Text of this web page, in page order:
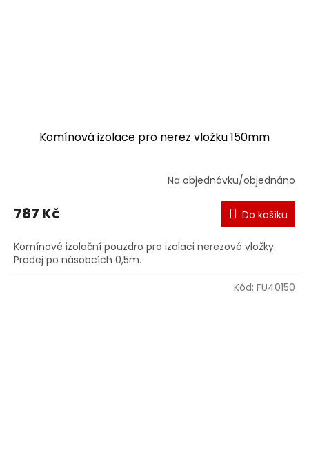
Komínová izolace pro nerez vložku 150mm
Na objednávku/objednáno
787 Kč Do košíku
Komínové izolační pouzdro pro izolaci nerezové vložky.
Prodej po násobcích 0,5m.
Kód: FU40150